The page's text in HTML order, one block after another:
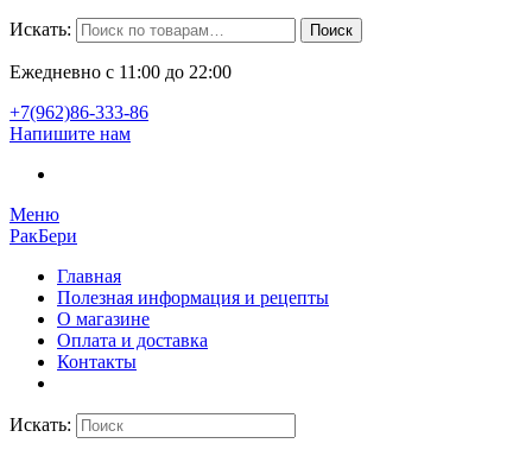
Искать: Поиск
Ежедневно с 11:00 до 22:00
+7(962)86-333‬-86
Напишите нам
Меню
РакБери
Главная
Полезная информация и рецепты
О магазине
Оплата и доставка
Контакты
Искать: